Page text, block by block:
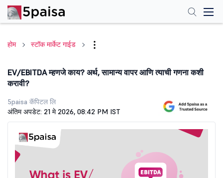
होम स्टॉक मार्केट गाईड
EV/EBITDA म्हणजे काय? अर्थ, सामान्य वापर आणि त्याची गणना कशी
करावी?
5paisa कॅपिटल लि
अंतिम अपडेट: 21 मे 2026, 08:42 PM IST